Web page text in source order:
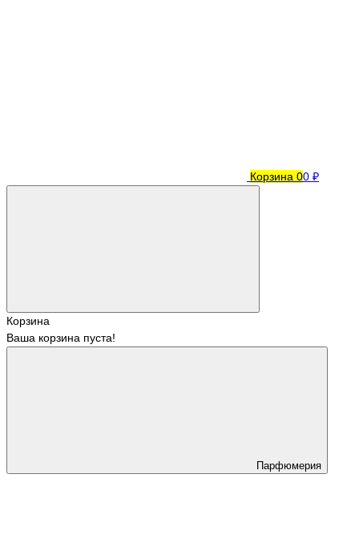
Корзина 00 ₽
Корзина
Ваша корзина пуста!
Парфюмерия